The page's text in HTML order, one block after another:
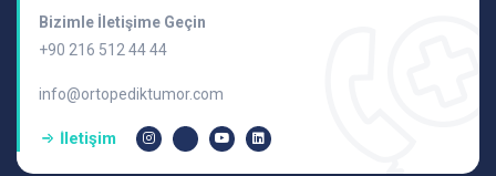
Bizimle İletişime Geçin
+90 216 512 44 44
info@ortopediktumor.com
İletişim